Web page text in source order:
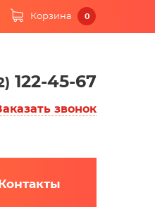
Корзина 0
122-45-67
звонок
Контакты